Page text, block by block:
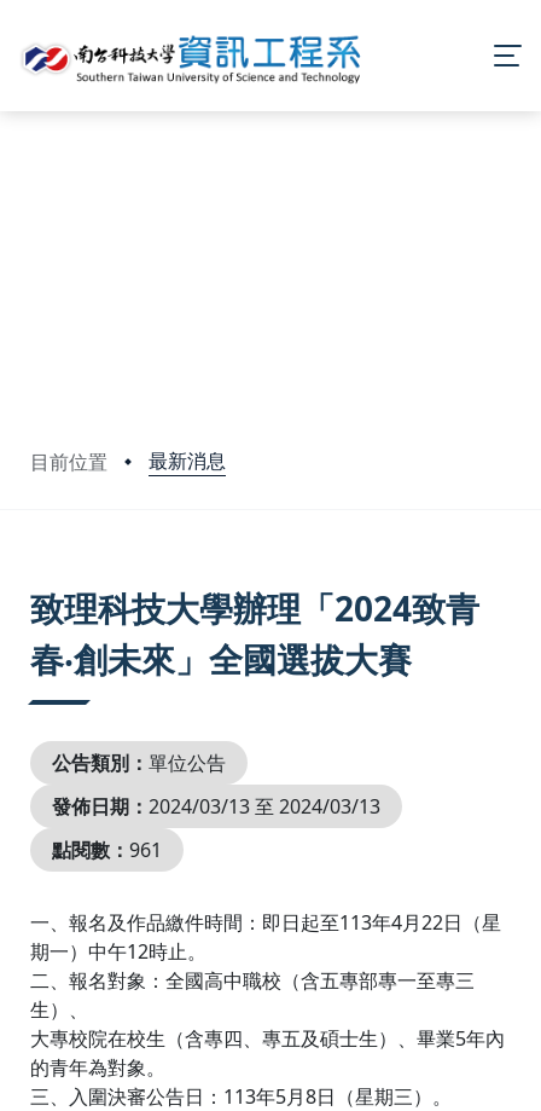
目前位置 最新消息
致理科技大學辦理「2024致青
春‧創未來」全國選拔大賽
公告類別： 單位公告
發佈日期： 2024/03/13 至 2024/03/13
點閱數： 961
一、報名及作品繳件時間：即日起至113年4月22日（星
期一）中午12時止。
二、報名對象：全國高中職校（含五專部專一至專三
生）、
大專校院在校生（含專四、專五及碩士生）、畢業5年內
的青年為對象。
三、入圍決審公告日：113年5月8日（星期三）。